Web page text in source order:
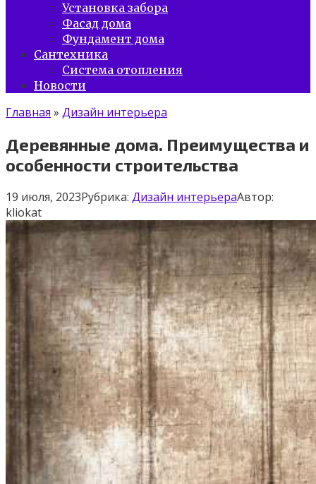
Установка забора
Фасад дома
Фундамент дома
Сантехника
Система отопления
Новости
Главная » Дизайн интерьера
Деревянные дома. Преимущества и
особенности строительства
19 июля, 2023Рубрика: Дизайн интерьераАвтор:
kliokat